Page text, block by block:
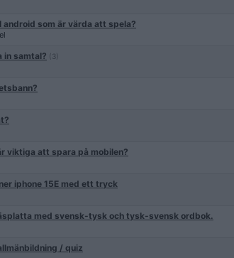
android som är värda att spela?
in samtal? (3)
viktiga att spara på mobilen?
iphone 15E med ett tryck
med svensk-tysk och tysk-svensk ordbok.
/ quiz